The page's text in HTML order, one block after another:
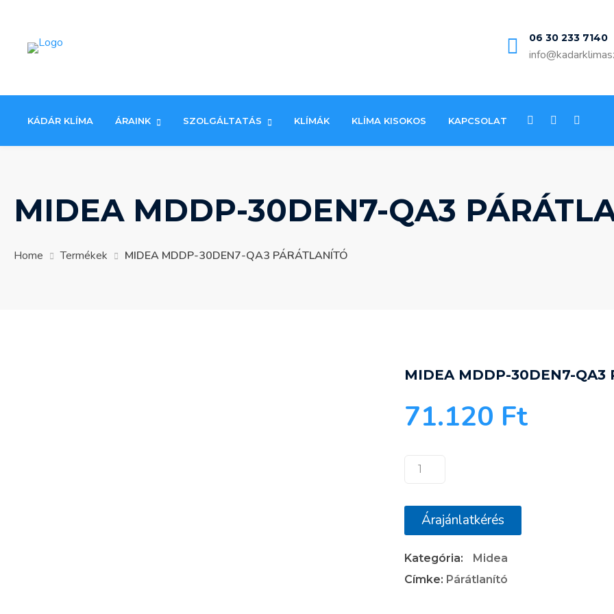
content
06 30 233 7140
KÁDÁR KLÍMA ÁRAINK SZOLGÁLTATÁS KLÍMÁK KLÍMA KISOKOS KAPCSOLAT
MIDEA MDDP-30DEN7-QA3
Home Termékek MIDEA MDDP-30DEN7-QA3 PÁRÁTLANÍTÓ
MIDEA MDDP-30DEN7-QA3
71.120 Ft
MIDEA
30DEN7-
QA3
mennyiség
Árajánlatkérés
Kategória:
Midea
Címke: Párátlanító